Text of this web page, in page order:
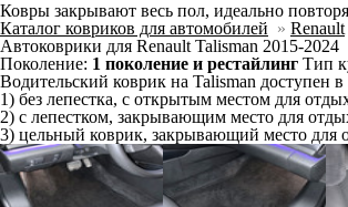
Ковры закрывают весь пол, идеально
Каталог ковриков для автомобилей » Renault
Автоковрики для Renault Talisman 2015-2024
Поколение: 1 поколение и рестайлинг Тип
Водительский коврик на Talisman доступен в
1) без лепестка, с открытым местом для
2) с лепестком, закрывающим место для
3) цельный коврик, закрывающий место для